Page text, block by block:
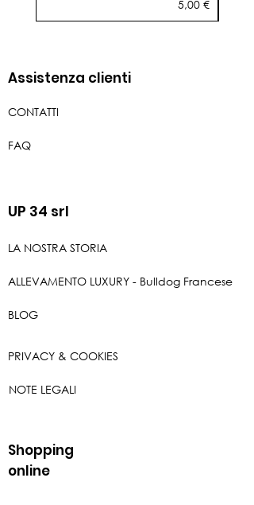
Prezzo
5,00 €
Assistenza clienti
CONTATTI
FAQ
UP 34 srl
LA NOSTRA STORIA
ALLEVAMENTO LUXURY - Bulldog Francese
BLOG
PRIVACY & COOKIES
NOTE LEGALI
Shopping
online